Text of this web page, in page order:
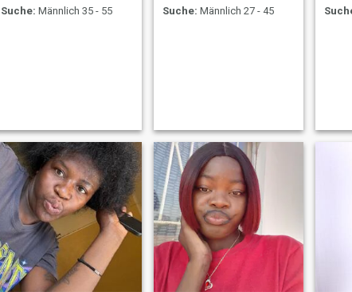
Suche: Männlich 35 - 55
Suche: Männlich 27 - 45